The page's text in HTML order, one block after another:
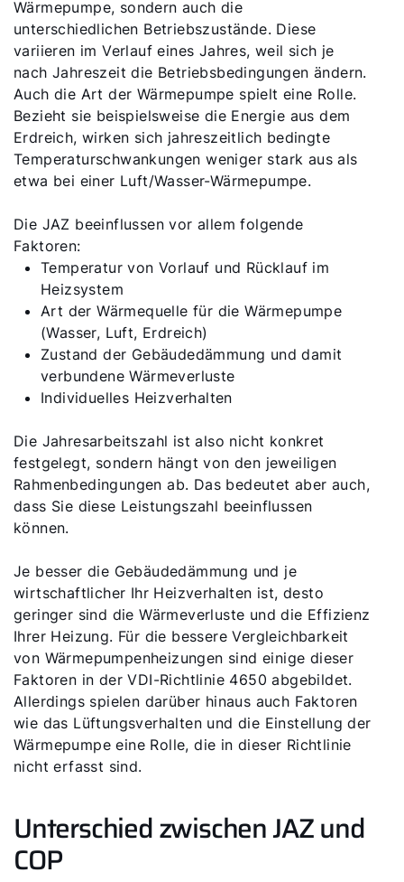
Wärmepumpe, sondern auch die
unterschiedlichen Betriebszustände. Diese
variieren im Verlauf eines Jahres, weil sich je
nach Jahreszeit die Betriebsbedingungen ändern.
Auch die Art der Wärmepumpe spielt eine Rolle.
Bezieht sie beispielsweise die Energie aus dem
Erdreich, wirken sich jahreszeitlich bedingte
Temperaturschwankungen weniger stark aus als
etwa bei einer Luft/Wasser-Wärmepumpe.
Die JAZ beeinflussen vor allem folgende
Faktoren:
Temperatur von Vorlauf und Rücklauf im
Heizsystem
Art der Wärmequelle für die Wärmepumpe
(Wasser, Luft, Erdreich)
Zustand der Gebäudedämmung und damit
verbundene Wärmeverluste
Individuelles Heizverhalten
Die Jahresarbeitszahl ist also nicht konkret
festgelegt, sondern hängt von den jeweiligen
Rahmenbedingungen ab. Das bedeutet aber auch,
dass Sie diese Leistungszahl beeinflussen
können.
Je besser die Gebäudedämmung und je
wirtschaftlicher Ihr Heizverhalten ist, desto
geringer sind die Wärmeverluste und die Effizienz
Ihrer Heizung. Für die bessere Vergleichbarkeit
von Wärmepumpenheizungen sind einige dieser
Faktoren in der VDI-Richtlinie 4650 abgebildet.
Allerdings spielen darüber hinaus auch Faktoren
wie das Lüftungsverhalten und die Einstellung der
Wärmepumpe eine Rolle, die in dieser Richtlinie
nicht erfasst sind.
Unterschied zwischen JAZ und
COP
Service kontaktieren
Produktberatung
Fachhandwerker finden
Wichtige Links
5 Jahre Garantie
Karriere
Privatkunden-Downloads